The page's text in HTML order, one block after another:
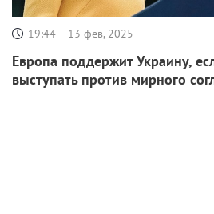
19:44 13 фев, 2025
Европа поддержит Украину,
выступать против мирного